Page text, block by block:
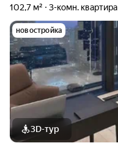
102,7 м² 3-комн. квартира
новостройка
3D-тур